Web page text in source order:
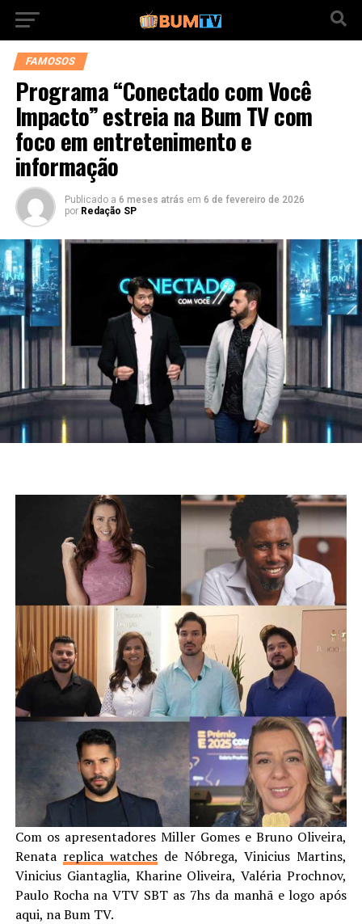
FAMOSOS
Programa “Conectado com Você
Impacto” estreia na Bum TV com
foco em entretenimento e
informação
Publicado a 6 meses atrás em 6 de fevereiro de 2026
por Redação SP
Com os apresentadores Miller Gomes e Bruno Oliveira,
Renata replica watchesde Nóbrega, Vinicius Martins,
Vinicius Giantaglia, Kharine Oliveira, Valéria Prochnov,
Paulo Rocha na VTV SBT as 7hs da manhã e logo após
aqui, na Bum TV.